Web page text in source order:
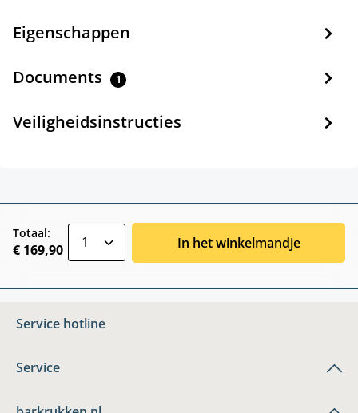
Eigenschappen
Documents 1
Veiligheidsinstructies
Totaal:
€ 169,90 In het winkelmandje
Service hotline
Service